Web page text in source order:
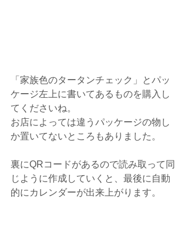
「家族色のタータンチェック」とパッ
ケージ左上に書いてあるものを購入し
てくださいね。
お店によっては違うパッケージの物し
か置いてないところもありました。
裏にQRコードがあるので読み取って同
じように作成していくと、最後に自動
的にカレンダーが出来上がります。